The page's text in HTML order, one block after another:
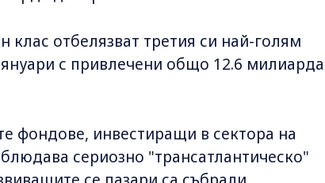
клас отбелязват третия си най-голям
с привлечени общо 12.6 милиарда
фондове, инвестиращи в сектора на
сериозно "трансатлантическо"